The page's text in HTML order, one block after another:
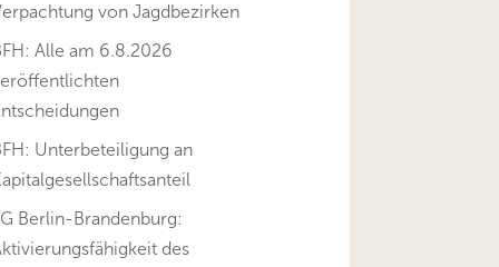
von Jagdbezirken
Alle am 6.8.2026
Unterbeteiligung an
Berlin-Brandenburg:
des